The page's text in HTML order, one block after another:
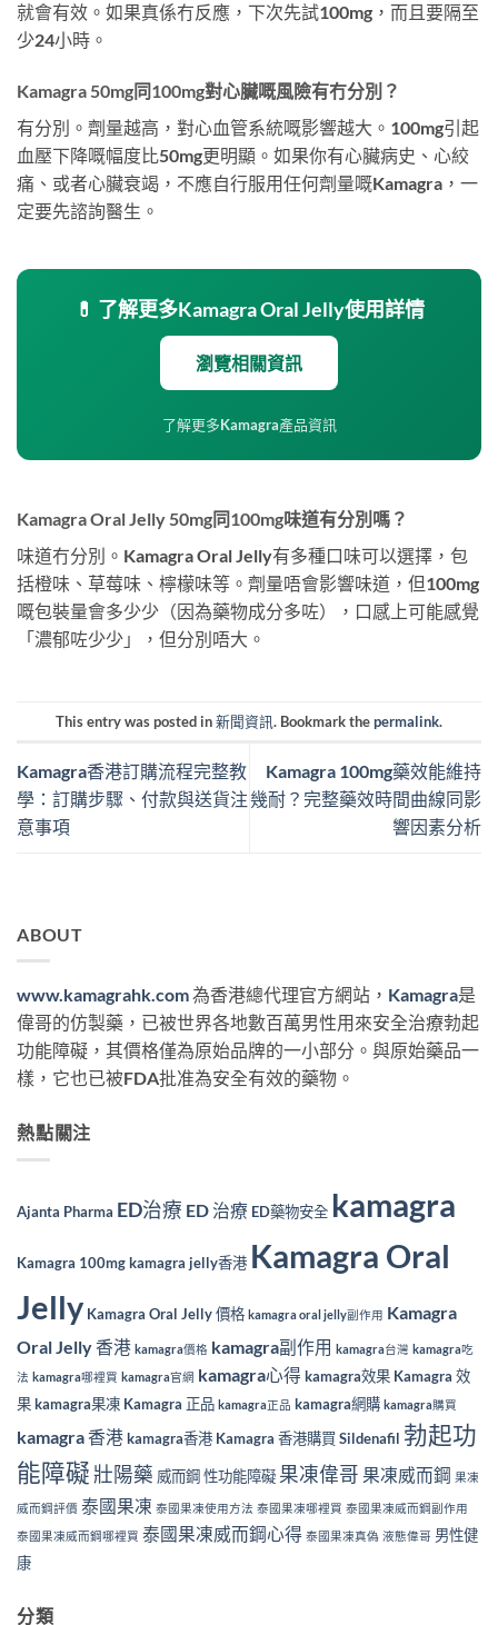
就會有效。如果真係冇反應，下次先試100mg，而且要隔至
少24小時。
Kamagra 50mg同100mg對心臟嘅風險有冇分別？
有分別。劑量越高，對心血管系統嘅影響越大。100mg引起
血壓下降嘅幅度比50mg更明顯。如果你有心臟病史、心絞
痛、或者心臟衰竭，不應自行服用任何劑量嘅Kamagra，一
定要先諮詢醫生。
💊 了解更多Kamagra Oral Jelly使用詳情
瀏覽相關資訊
了解更多Kamagra產品資訊
Kamagra Oral Jelly 50mg同100mg味道有分別嗎？
味道冇分別。Kamagra Oral Jelly有多種口味可以選擇，包
括橙味、草莓味、檸檬味等。劑量唔會影響味道，但100mg
嘅包裝量會多少少（因為藥物成分多咗），口感上可能感覺
「濃郁咗少少」，但分別唔大。
This entry was posted in新聞資訊. Bookmark thepermalink.
Kamagra香港訂購流程完整教
學：訂購步驟、付款與送貨注
意事項
Kamagra 100mg藥效能維持
幾耐？完整藥效時間曲線同影
響因素分析
ABOUT
www.kamagrahk.com為香港總代理官方網站， Kamagra是
偉哥的仿製藥，已被世界各地數百萬男性用來安全治療勃起
功能障礙，其價格僅為原始品牌的一小部分。與原始藥品一
樣，它也已被FDA批准為安全有效的藥物。
熱點關注
Ajanta Pharma ED治療 ED 治療 ED藥物安全 kamagra
Kamagra 100mgkamagra jelly香港 Kamagra Oral
Jelly Kamagra Oral Jelly 價格 kamagra oral jelly副作用 Kamagra
Oral Jelly 香港 kamagra價格 kamagra副作用 kamagra台灣 kamagra吃
法 kamagra哪裡買 kamagra官網 kamagra心得kamagra效果 Kamagra 效
果kamagra果凍 Kamagra 正品 kamagra正品 kamagra網購 kamagra購買
kamagra 香港kamagra香港 Kamagra 香港購買 Sildenafil 勃起功
能障礙壯陽藥 威而鋼 性功能障礙 果凍偉哥 果凍威而鋼 果凍
威而鋼評價 泰國果凍 泰國果凍使用方法 泰國果凍哪裡買 泰國果凍威而鋼副作用
泰國果凍威而鋼哪裡買 泰國果凍威而鋼心得 泰國果凍真偽 液態偉哥 男性健
康
分類